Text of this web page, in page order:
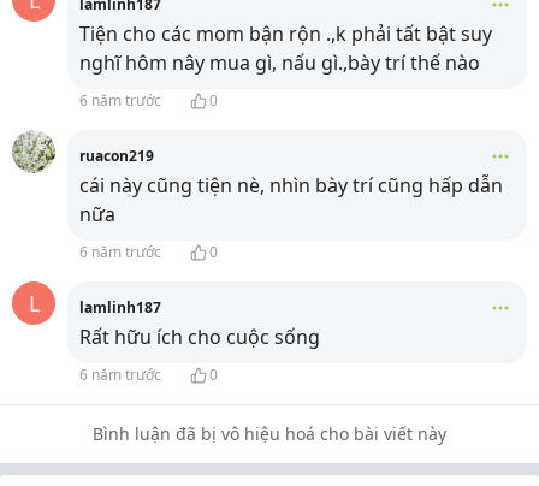
lamlinh187
Tiện cho các mom bận rộn .,k phải tất bật suy
nghĩ hôm nây mua gì, nấu gì.,bày trí thế nào
6 năm trước 0
ruacon219
cái này cũng tiện nè, nhìn bày trí cũng hấp dẫn
nữa
6 năm trước 0
L lamlinh187
Rất hữu ích cho cuộc sống
6 năm trước 0
Bình luận đã bị vô hiệu hoá cho bài viết này